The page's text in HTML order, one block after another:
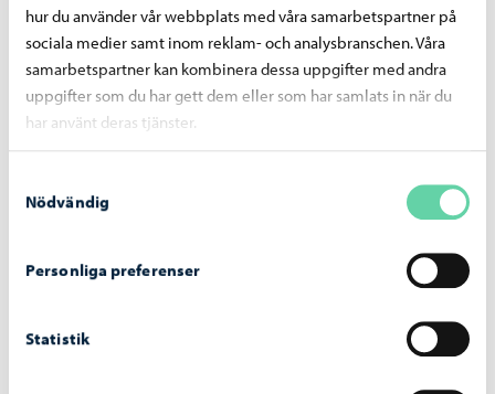
hur du använder vår webbplats med våra samarbetspartner på
sociala medier samt inom reklam- och analysbranschen. Våra
samarbetspartner kan kombinera dessa uppgifter med andra
uppgifter som du har gett dem eller som har samlats in när du
har använt deras tjänster.
Nödvändig
Personliga preferenser
Statistik
Dela på FacebookDela på LinkedInDela på WhatsApp